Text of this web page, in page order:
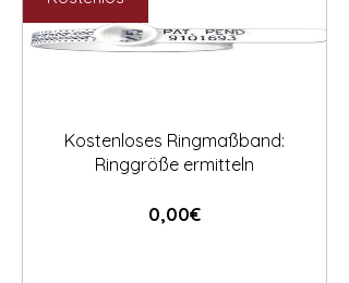
Kostenloses Ringmaßband:
Ringgröße ermitteln
0,00€Preis